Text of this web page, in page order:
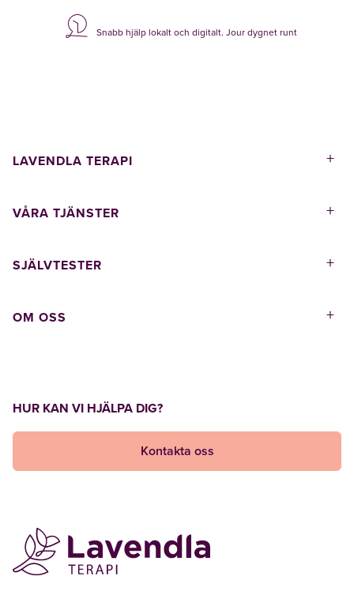
Snabb hjälp lokalt och digitalt. Jour dygnet runt
LAVENDLA TERAPI +
VÅRA TJÄNSTER +
SJÄLVTESTER +
OM OSS +
HUR KAN VI HJÄLPA DIG?
Kontakta oss